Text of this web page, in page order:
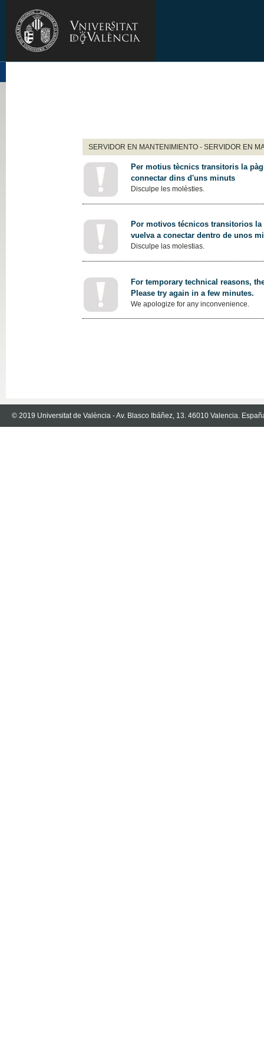
SERVIDOR EN MANTENIMIENTO - SERVIDOR EN
Per motius tècnics transitoris la
connectar dins d'uns minuts
Disculpe les molèsties.
Por motivos técnicos transitorios
vuelva a conectar dentro de unos
Disculpe las molestias.
For temporary technical reasons,
Please try again in a few minutes.
We apologize for any inconvenience.
© 2019 Universitat de València - Av. Blasco Ibáñez, 13. 46010 Valencia.